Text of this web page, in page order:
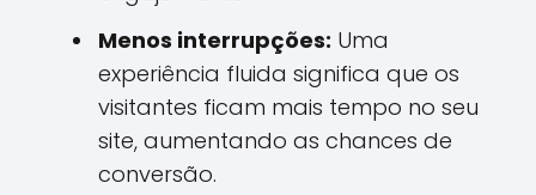
Menos interrupções: Uma
experiência fluida significa que os
visitantes ficam mais tempo no seu
site, aumentando as chances de
conversão.